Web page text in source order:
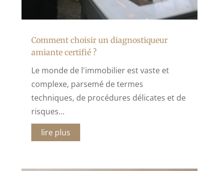
Comment choisir un diagnostiqueur
amiante certifié ?
Le monde de l'immobilier est vaste et
complexe, parsemé de termes
techniques, de procédures délicates et de
risques...
lire plus